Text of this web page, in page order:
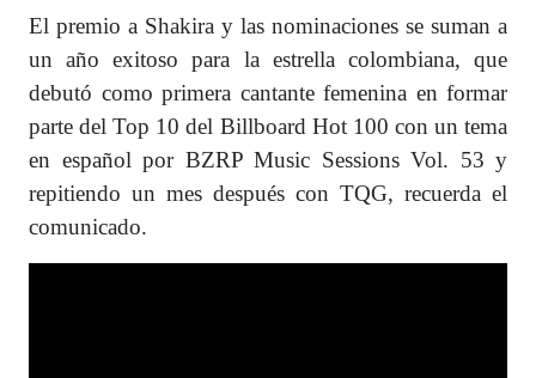
El premio a Shakira y las nominaciones se suman a
un año exitoso para la estrella colombiana, que
debutó como primera cantante femenina en formar
parte del Top 10 del Billboard Hot 100 con un tema
en español por BZRP Music Sessions Vol. 53 y
repitiendo un mes después con TQG, recuerda el
comunicado.